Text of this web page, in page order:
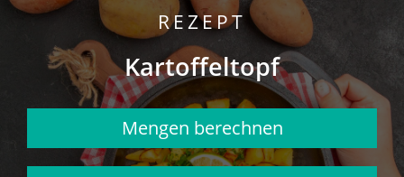
REZEPT
Kartoffeltopf
Mengen berechnen